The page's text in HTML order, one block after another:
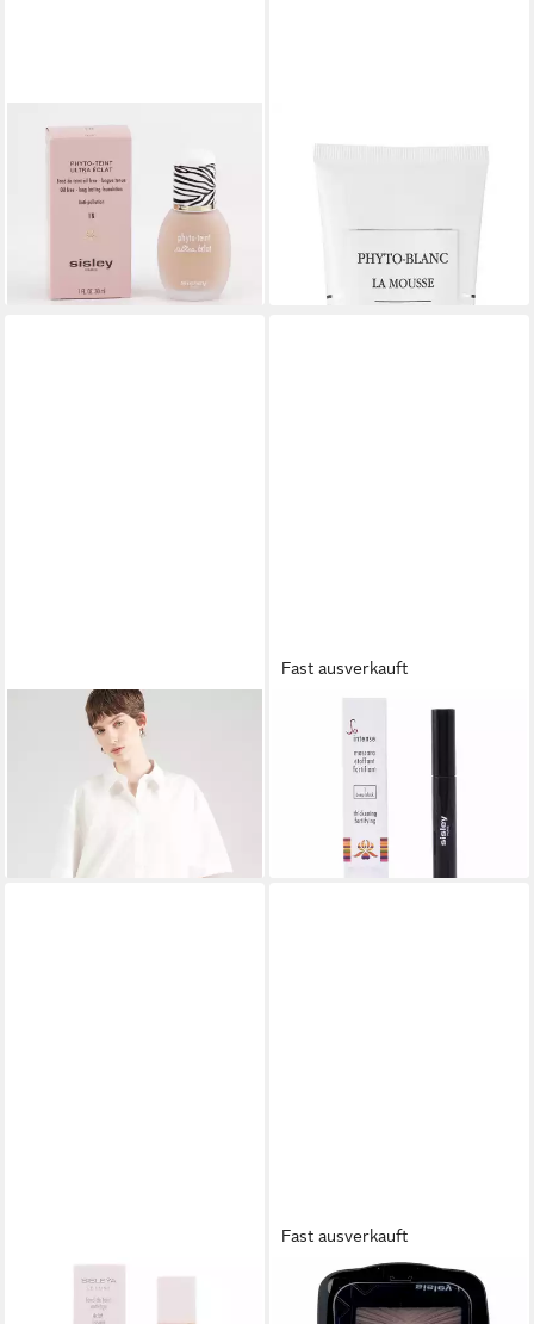
SISLEY
Teint Ultra - Oil free long
lasting Foundation 30ml - 1
(197,97 €/ 100 ml)
lieferbar - in 2-3 Werktagen bei dir
Gesichtspflege Phyto-Blanc
La Mousse Reinigungsschaum
(888,72 €/ 1 l)
lieferbar - in 2-3 Werktagen bei dir
Funktionsbluse (1-tlg)
Drapiert/gerafft
79,90 €
lieferbar - in 2-3 Werktagen bei dir
Fast ausverkauft
Mascara So Intense 01 Deep
Black 7,5ml
ab 41,00 €
lieferbar - in 2-3 Werktagen bei dir
Foundation Sisleÿ Le Teint Nr.
Fast ausverkauft
SISLEY
Lidschatten Les Phyto